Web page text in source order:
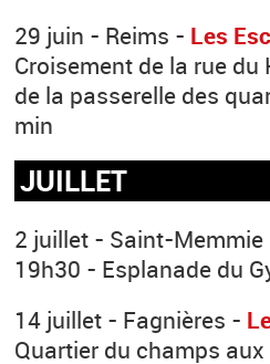
29 juin - Reims - Les
Croisement de la rue du
de la passerelle des
min
JUILLET
2 juillet - Saint-Memmie
19h30 - Esplanade du
14 juillet - Fagnières -
Quartier du champs